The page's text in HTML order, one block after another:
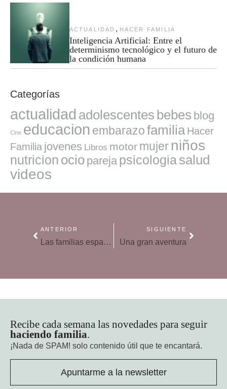
ACTUALIDAD , HACER FAMILIA
Inteligencia Artificial: Entre el
determinismo tecnológico y el futuro de
la condición humana
Categorías
actualidad adolescentes bebes blog
Cine educacion embarazofamilia Hacer
Familia jovenes Libros motor mujer niños
nutricion ocio pareja psicologiasalud
videos
ANTERIOR
Las familias españolas ganan un 4,5% menos
SIGUIENTE
Una gran aventura
Recibe cada semana las novedades para seguir
haciendo familia.
¡Nada de SPAM! solo contenido útil que te encantará.
Apuntarme a la newsletter